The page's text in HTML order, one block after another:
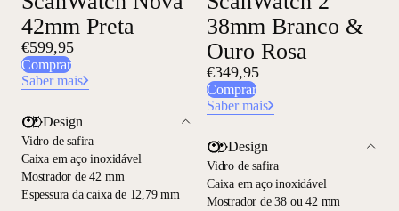
42mm Preta
€599,95
Comprar
Saber mais
Design
Vidro de safira
Caixa em aço inoxidável
Mostrador de 42 mm
Espessura da caixa de 12,79 mm
38mm Branco &
Ouro Rosa
€349,95
Comprar
Saber mais
Design
Vidro de safira
Caixa em aço inoxidável
Mostrador de 38 ou 42 mm